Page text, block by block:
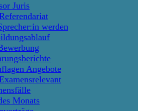
Juris
werden
Angebote
Monats